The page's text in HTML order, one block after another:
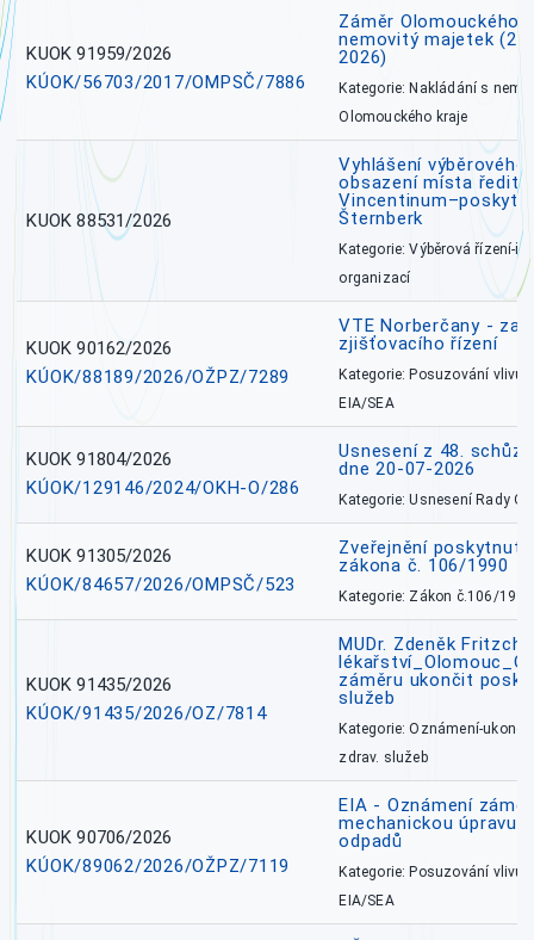
KUOK 91959/2026
KÚOK/56703/2017/OMPSČ/7886
Záměr Olomouckého
nemovitý majetek
2026)
Kategorie: Nakládání s
Olomouckého kraje
KUOK 88531/2026
Vyhlášení výběrového
obsazení místa
Šternberk
Kategorie: Výběrová řízení-
organizací
KUOK 90162/2026
KÚOK/88189/2026/OŽPZ/7289
VTE Norberčany -
zjišťovacího řízení
Kategorie: Posuzování vlivů
EIA/SEA
KUOK 91804/2026
KÚOK/129146/2024/OKH-O/286
Usnesení z 48.
dne 20-07-2026
Kategorie: Usnesení Rady
KUOK 91305/2026
KÚOK/84657/2026/OMPSČ/523
Zveřejnění poskytnutí
zákona č. 106/1990
Kategorie: Zákon č.106/1999
KUOK 91435/2026
KÚOK/91435/2026/OZ/7814
MUDr. Zdeněk
záměru ukončit
služeb
Kategorie: Oznámení-
zdrav. služeb
KUOK 90706/2026
KÚOK/89062/2026/OŽPZ/7119
EIA - Oznámení
mechanickou úpravu
odpadů
Kategorie: Posuzování vlivů
EIA/SEA